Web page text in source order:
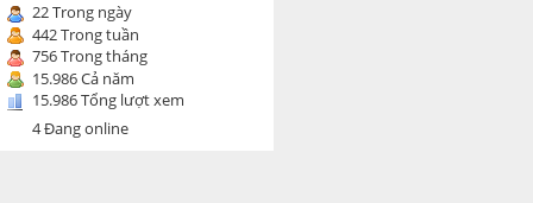
22 Trong ngày
442 Trong tuần
756 Trong tháng
15.986 Cả năm
15.986 Tổng lượt xem
4 Đang online